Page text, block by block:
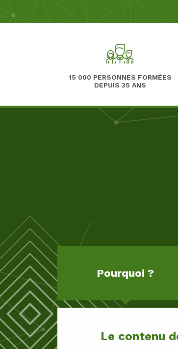
15 000 PERSONNES FORMÉES
DEPUIS 35 ANS
Pourquoi ?
Le contenu